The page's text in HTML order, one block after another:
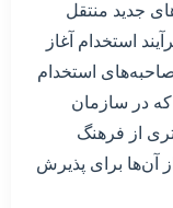
جدید منتقل
استخدام آغاز
استخدام
که در سازمان
از فرهنگ
آن‌ها برای پذیرش